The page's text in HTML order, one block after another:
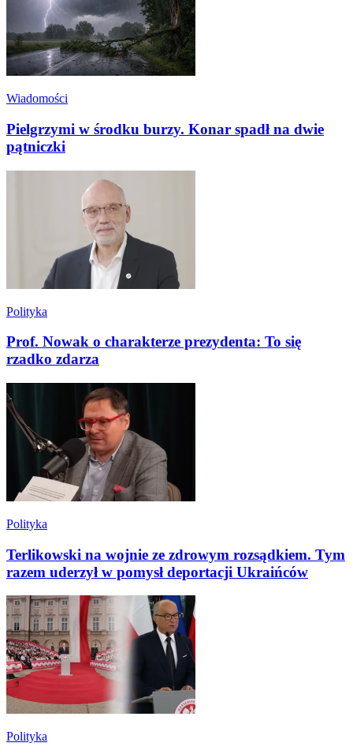
Wiadomości
Pielgrzymi w środku burzy. Konar spadł na dwie
pątniczki
Polityka
Prof. Nowak o charakterze prezydenta: To się
rzadko zdarza
Polityka
Terlikowski na wojnie ze zdrowym rozsądkiem. Tym
razem uderzył w pomysł deportacji Ukraińców
Polityka